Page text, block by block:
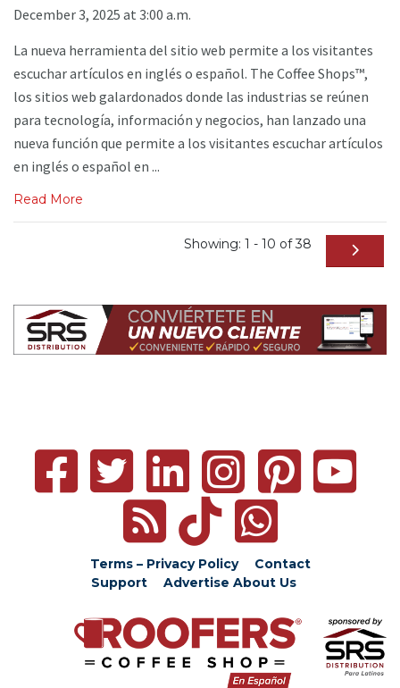
December 3, 2025 at 3:00 a.m.
La nueva herramienta del sitio web permite a los visitantes
escuchar artículos en inglés o español. The Coffee Shops™,
los sitios web galardonados donde las industrias se reúnen
para tecnología, información y negocios, han lanzado una
nueva función que permite a los visitantes escuchar artículos
en inglés o español en ...
Read More
Showing: 1 - 10 of 38
Terms – Privacy Policy
Contact
Support
Advertise About Us